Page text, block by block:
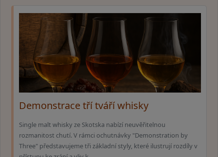
Demonstrace tří tváří whisky
Single malt whisky ze Skotska nabízí neuvěřitelnou
rozmanitost chutí. V rámci ochutnávky "Demonstration by
Three" představujeme tři základní styly, které ilustrují rozdíly v